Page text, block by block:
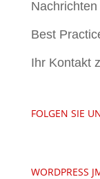
Nachrichten
Best
Ihr Kontakt
FOLGEN SIE
WORDPRESS